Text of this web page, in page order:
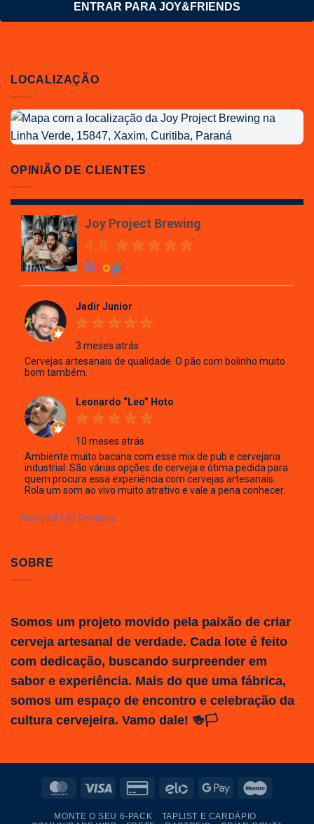
ENTRAR PARA JOY&FRIENDS
LOCALIZAÇÃO
Localização
da
Project
Brewing
OPINIÃO DE CLIENTES
Joy Project Brewing
4.8
Jadir Junior
3 meses atrás
Cervejas artesanais de qualidade. O pão com bolinho muito
bom também.
Leonardo “Leo” Hoto
10 meses atrás
Ambiente muito bacana com esse mix de pub e cervejaria
industrial. São várias opções de cerveja e ótima pedida para
quem procura essa experiência com cervejas artesanais.
Rola um som ao vivo muito atrativo e vale a pena conhecer.
Read All 190 Reviews
SOBRE
Somos um projeto movido pela paixão de criar
cerveja artesanal de verdade. Cada lote é feito
com dedicação, buscando surpreender em
sabor e experiência. Mais do que uma fábrica,
somos um espaço de encontro e celebração da
cultura cervejeira. Vamo dale! 🍻🏳️
MasterCardVisa
Credit
2
Elo
Google
MONTE O SEU 6-PACK
TAPLIST E CARDÁPIO